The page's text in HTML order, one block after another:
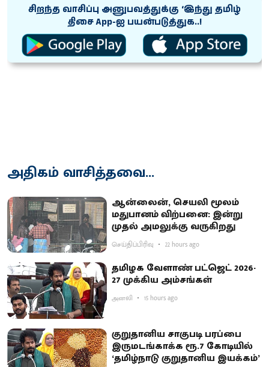
சிறந்த வாசிப்பு அனுபவத்துக்கு ‘இந்து தமிழ்
திசை App-ஐ பயன்படுத்துக..!
அதிகம் வாசித்தவை...
ஆன்லைன், செயலி மூலம்
மதுபானம் விற்பனை: இன்று
முதல் அமலுக்கு வருகிறது
செய்திப்பிரிவு 22 hours ago
தமிழக வேளாண் பட்ஜெட் 2026-
27 முக்கிய அம்சங்கள்
அனலி 15 hours ago
குறுதானிய சாகுபடி பரப்பை
இருமடங்காக்க ரூ.7 கோடியில்
‘தமிழ்நாடு குறுதானிய இயக்கம்’